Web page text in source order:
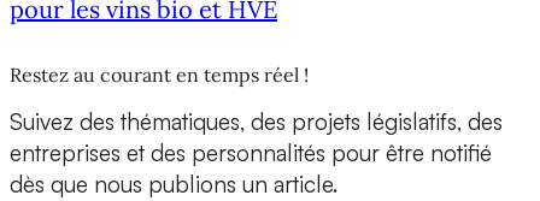
pour les vins bio et HVE
Restez au courant en temps réel !
Suivez des thématiques, des projets législatifs, des
entreprises et des personnalités pour être notifié
dès que nous publions un article.